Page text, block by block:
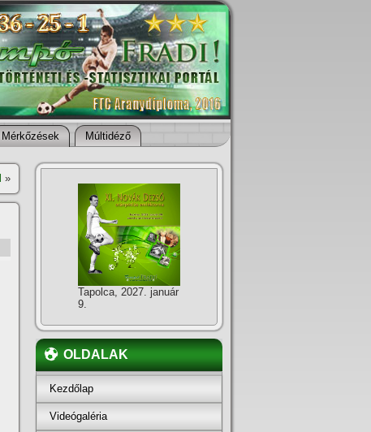
Mérkőzések Múltidéző
»
Tapolca, 2027. január
9.
OLDALAK
Kezdőlap
Videógaléria